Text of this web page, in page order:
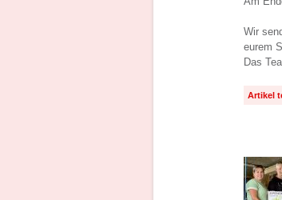
Wir
eurem
Das
Artikel